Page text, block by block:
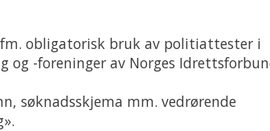
obligatorisk bruk av politiattester i
-foreninger av Norges
søknadsskjema mm. vedrørende